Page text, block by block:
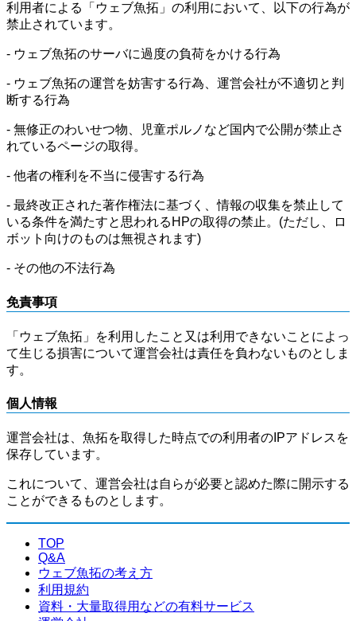
利用者による「ウェブ魚拓」の利用において、以下の行為が
禁止されています。
- ウェブ魚拓のサーバに過度の負荷をかける行為
- ウェブ魚拓の運営を妨害する行為、運営会社が不適切と判
断する行為
- 無修正のわいせつ物、児童ポルノなど国内で公開が禁止さ
れているページの取得。
- 他者の権利を不当に侵害する行為
- 最終改正された著作権法に基づく、情報の収集を禁止して
いる条件を満たすと思われるHPの取得の禁止。(ただし、ロ
ボット向けのものは無視されます)
- その他の不法行為
免責事項
「ウェブ魚拓」を利用したこと又は利用できないことによっ
て生じる損害について運営会社は責任を負わないものとしま
す。
個人情報
運営会社は、魚拓を取得した時点での利用者のIPアドレスを
保存しています。
これについて、運営会社は自らが必要と認めた際に開示する
ことができるものとします。
TOP
Q&A
ウェブ魚拓の考え方
利用規約
資料・大量取得用などの有料サービス